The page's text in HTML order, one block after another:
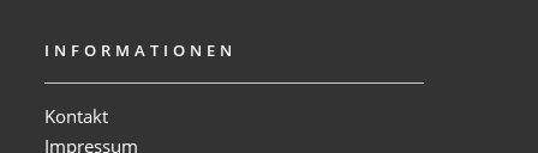
INFORMATIONEN
Kontakt
Impressum